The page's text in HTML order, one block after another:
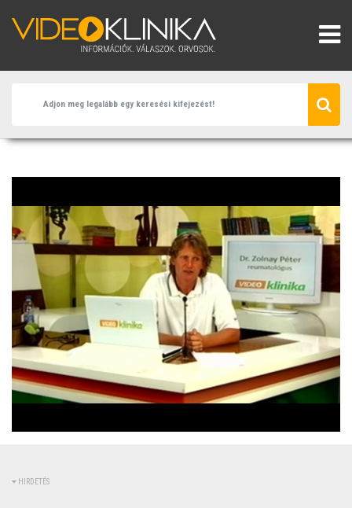
kikapcsolva
0%
0%
HIRDETÉS